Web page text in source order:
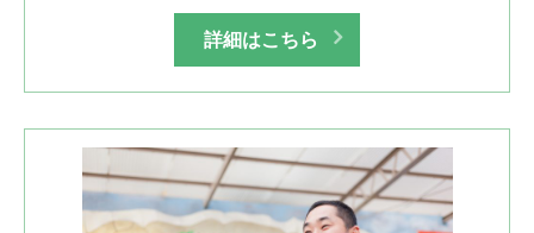
詳細はこちら